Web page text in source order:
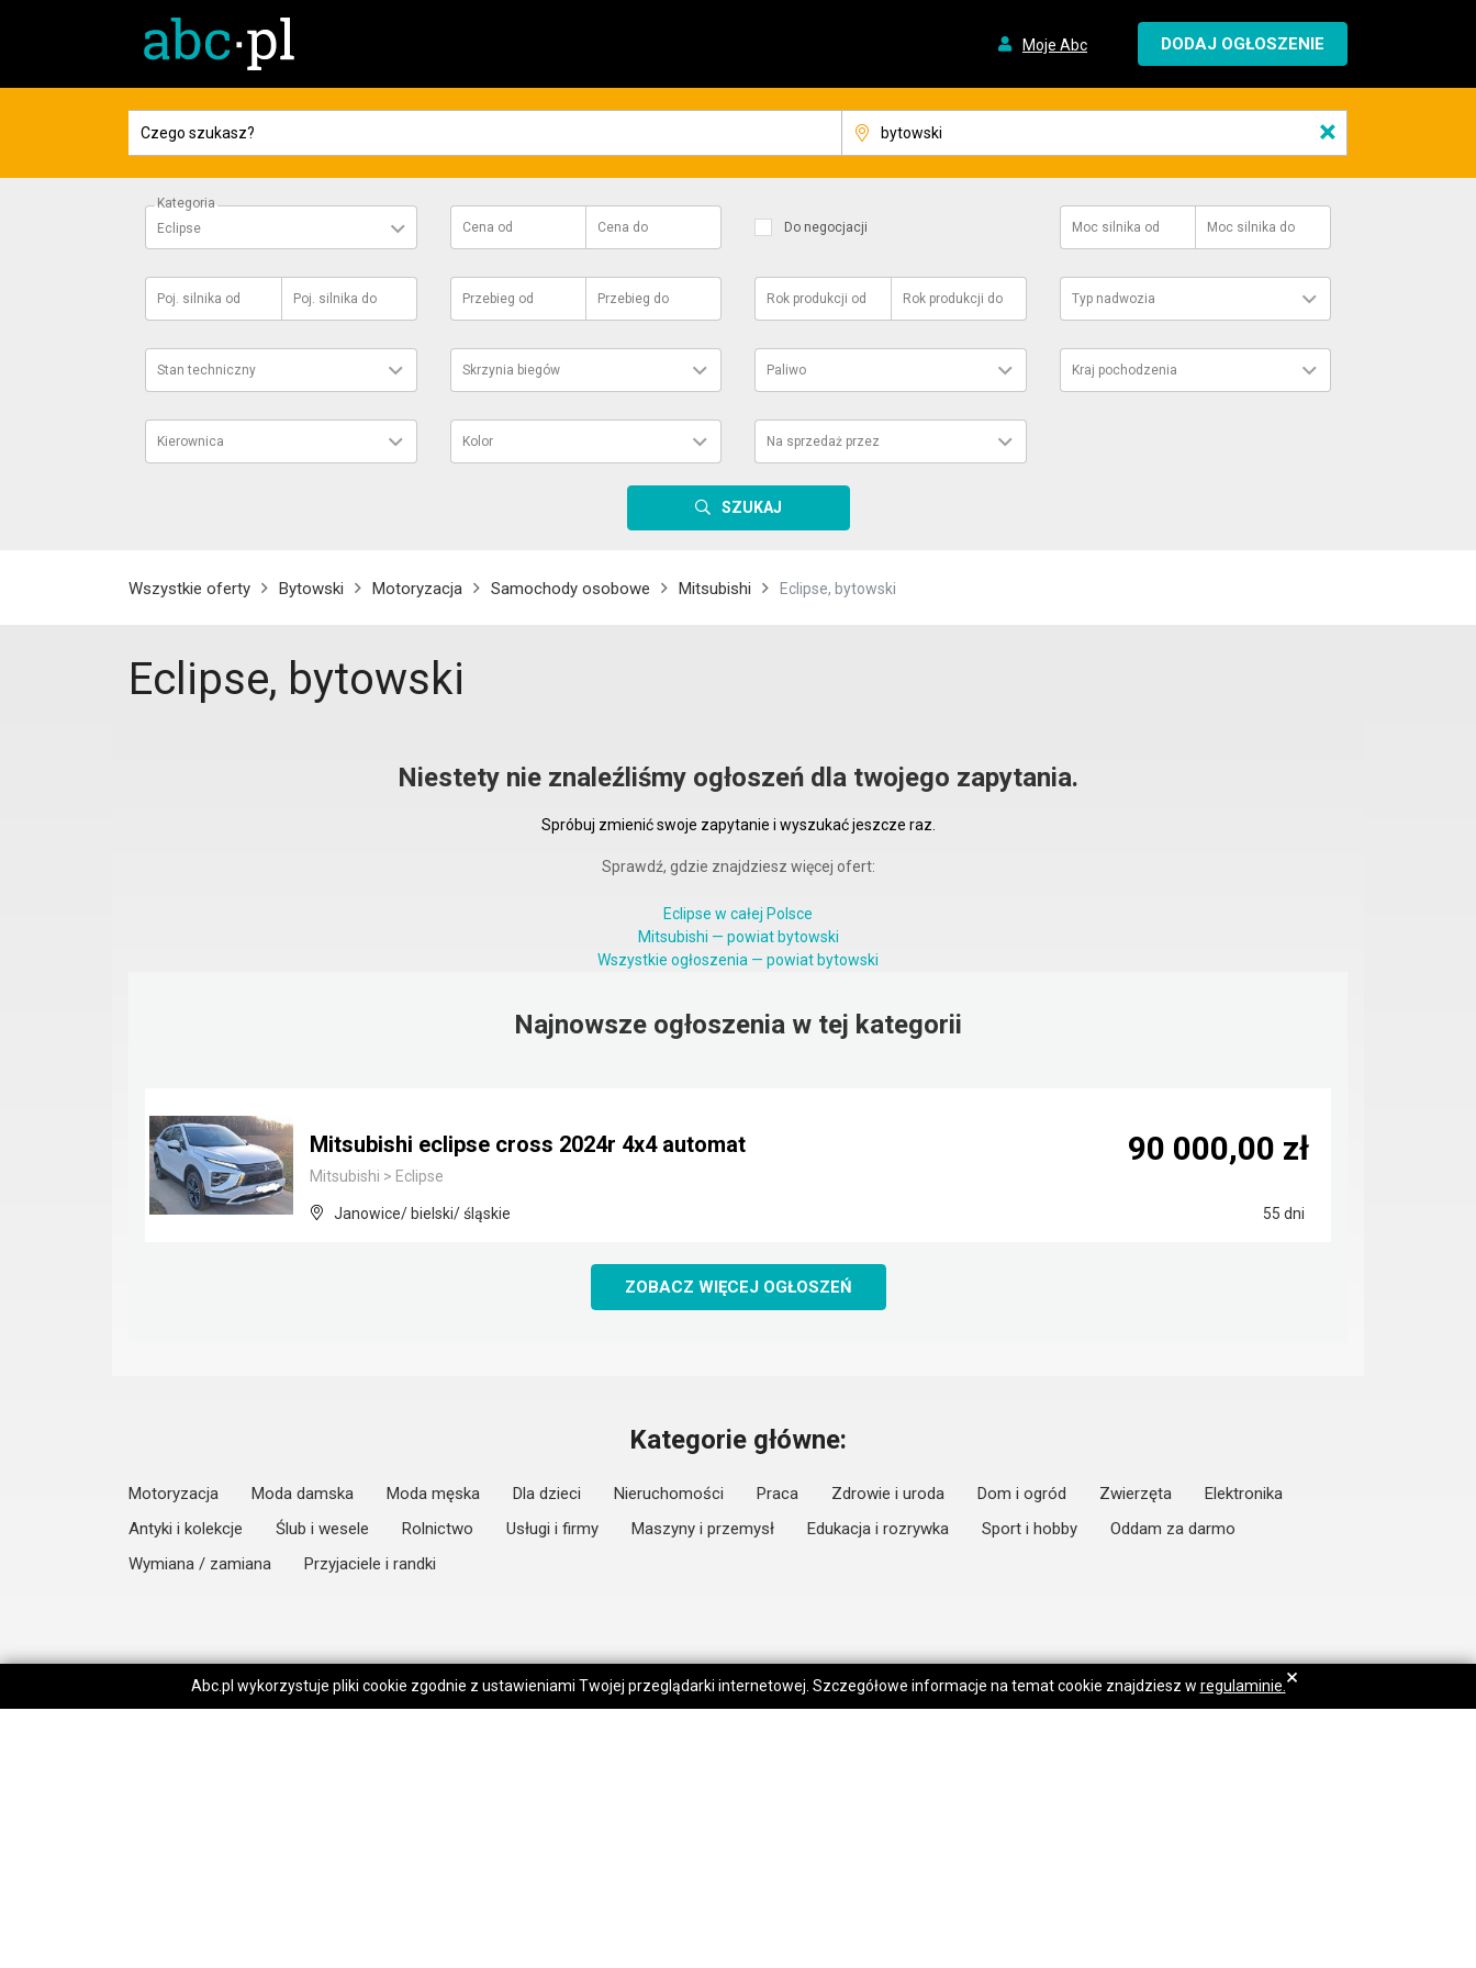
Moje Abc DODAJ OGŁOSZENIE
×
Kategoria
Eclipse
Cena od Cena do Do negocjacji Moc silnika od Moc silnika do
Poj. silnika od Poj. silnika do Przebieg od Przebieg do Rok produkcji od Rok produkcji do Typ nadwozia
Stan techniczny Skrzynia biegów Paliwo Kraj pochodzenia
Kierownica Kolor Na sprzedaż przez
SZUKAJ
Wszystkie oferty Bytowski Motoryzacja Samochody osobowe Mitsubishi Eclipse, bytowski
Eclipse, bytowski
Niestety nie znaleźliśmy ogłoszeń dla twojego zapytania.
Spróbuj zmienić swoje zapytanie i wyszukać jeszcze raz.
Sprawdź, gdzie znajdziesz więcej ofert:
Eclipse w całej Polsce
Mitsubishi — powiat bytowski
Wszystkie ogłoszenia — powiat bytowski
Najnowsze ogłoszenia w tej kategorii
Mitsubishi eclipse cross 2024r 4x4 automat
Mitsubishi > Eclipse
Janowice/ bielski/ śląskie 55 dni
90 000,00 zł
ZOBACZ WIĘCEJ OGŁOSZEŃ
Kategorie główne:
Motoryzacja Moda damska Moda męska Dla dzieci Nieruchomości Praca Zdrowie i uroda Dom i ogród Zwierzęta
Elektronika
Antyki i kolekcje
Ślub i wesele Rolnictwo Usługi i firmy Maszyny i przemysł Edukacja i rozrywka Sport i hobby
Oddam za darmo
Wymiana / zamiana
Przyjaciele i randki
Abc.pl wykorzystuje pliki cookie zgodnie z ustawieniami Twojej przeglądarki internetowej. Szczegółowe informacje na temat cookie znajdziesz w regulaminie. ×